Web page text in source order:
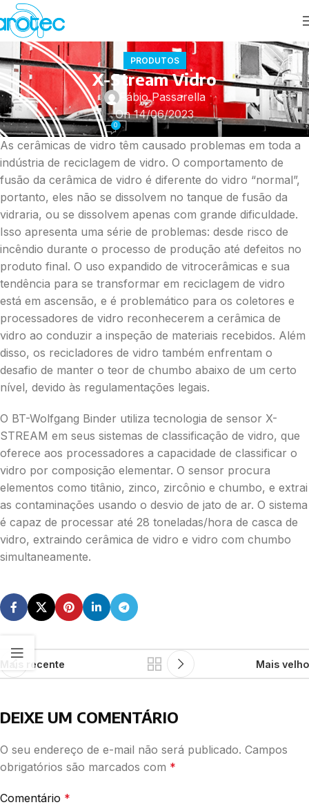
PRODUTOS
X-Stream Vidro
Fábio Passarella
On 14/06/2023
0
As cerâmicas de vidro têm causado problemas em toda a
indústria de reciclagem de vidro. O comportamento de
fusão da cerâmica de vidro é diferente do vidro “normal”,
portanto, eles não se dissolvem no tanque de fusão da
vidraria, ou se dissolvem apenas com grande dificuldade.
Isso apresenta uma série de problemas: desde risco de
incêndio durante o processo de produção até defeitos no
produto final. O uso expandido de vitrocerâmicas e sua
tendência para se transformar em reciclagem de vidro
está em ascensão, e é problemático para os coletores e
processadores de vidro reconhecerem a cerâmica de
vidro ao conduzir a inspeção de materiais recebidos. Além
disso, os recicladores de vidro também enfrentam o
desafio de manter o teor de chumbo abaixo de um certo
nível, devido às regulamentações legais.
O BT-Wolfgang Binder utiliza tecnologia de sensor X-
STREAM em seus sistemas de classificação de vidro, que
oferece aos processadores a capacidade de classificar o
vidro por composição elementar. O sensor procura
elementos como titânio, zinco, zircônio e chumbo, e extrai
as contaminações usando o desvio de jato de ar. O sistema
é capaz de processar até 28 toneladas/hora de casca de
vidro, extraindo cerâmica de vidro e vidro com chumbo
simultaneamente.
Mais recente Mais velho
DEIXE UM COMENTÁRIO
O seu endereço de e-mail não será publicado. Campos
obrigatórios são marcados com *
Comentário *